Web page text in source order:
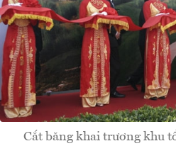
Cắt băng khai trương khu